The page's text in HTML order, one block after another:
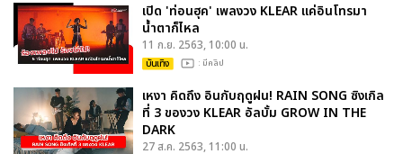
เปิด 'ท่อนฮุค' เพลงวง KLEAR แค่อินโทรมา
น้ำตาก็ไหล
11 ก.ย. 2563, 10:00 น.
บันเทิง : มีคลิป
เหงา คิดถึง อินกับฤดูฝน! RAIN SONG ซิงเกิล
ที่ 3 ของวง KLEAR อัลบั้ม GROW IN THE
DARK
27 ส.ค. 2563, 11:00 น.